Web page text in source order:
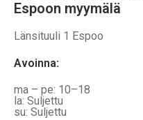
Espoon myymälä
Länsituuli 1 Espoo
Avoinna:
ma – pe: 10–18
la: Suljettu
su: Suljettu